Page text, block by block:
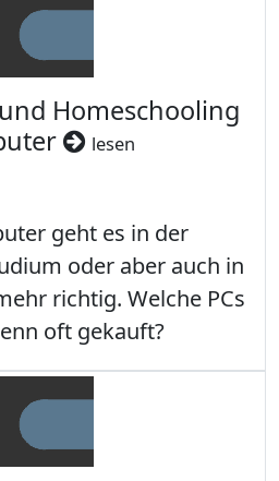
Homeschooling
lesen
geht es in der
oder aber auch in
richtig. Welche PCs
oft gekauft?